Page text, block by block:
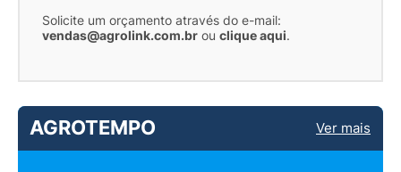
Solicite um orçamento através do e-mail:
vendas@agrolink.com.br ou clique aqui.
AGROTEMPO Ver mais